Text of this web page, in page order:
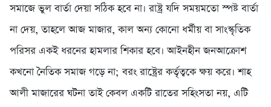
সমাজে ভুল বার্তা দেয়া সঠিক হবে না। রাষ্ট্র যদি সময়মতো স্পষ্ট বার্তা
না দেয়, তাহলে আজ মাজার, কাল অন্য কোনো ধর্মীয় বা সাংস্কৃতিক
পরিসর একই ধরনের হামলার শিকার হবে। আইনহীন জনআক্রোশ
কখনো নৈতিক সমাজ গড়ে না; বরং রাষ্ট্রের কর্তৃত্বকে ক্ষয় করে। শাহ
আলী মাজারের ঘটনা তাই কেবল একটি রাতের সহিংসতা নয়, এটি